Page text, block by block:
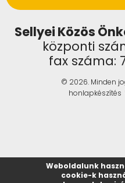
Sellyei Közös
központi
fax száma:
© 2026. Minden
honlapkészítés
Weboldalunk
cookie-k